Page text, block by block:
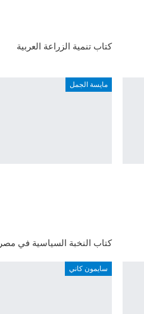
كتاب تنمية الزراعة العربية
مايسة الجمل
كتاب النخبة السياسية في مصر
سايمون كاني